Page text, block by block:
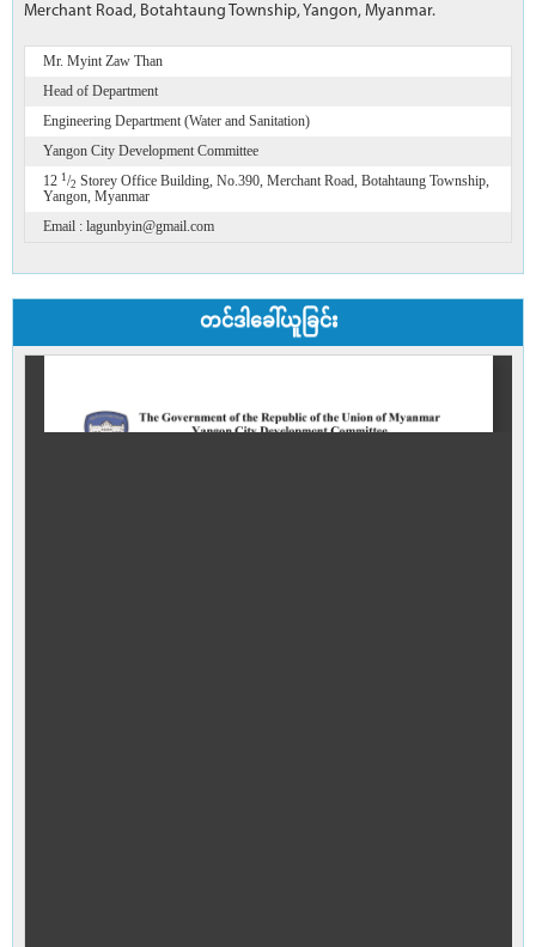
Merchant Road, Botahtaung Township, Yangon, Myanmar.
Mr. Myint Zaw Than
Head of Department
Engineering Department (Water and Sanitation)
Yangon City Development Committee
12 1 /2 Storey Office Building, No.390, Merchant Road, Botahtaung Township,
Yangon, Myanmar
Email : lagunbyin@gmail.com
တင်ဒါခေါ်ယူခြင်း